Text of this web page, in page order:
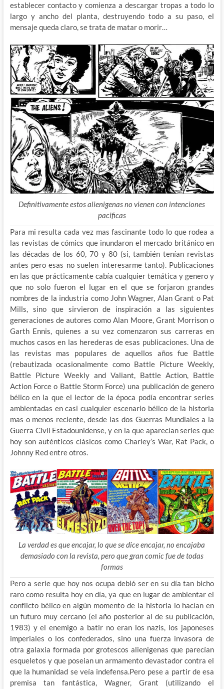
establecer contacto y comienza a descargar tropas a todo lo
largo y ancho del planta, destruyendo todo a su paso, el
mensaje queda claro, se trata de matar o morir…
Definitivamente estos alienigenas no vienen con intenciones
pacificas
Para mi resulta cada vez mas fascinante todo lo que rodea a
las revistas de cómics que inundaron el mercado británico en
las décadas de los 60, 70 y 80 (si, también tenían revistas
antes pero esas no suelen interesarme tanto). Publicaciones
en las que prácticamente cabía cualquier temática y genero y
que no solo fueron el lugar en el que se forjaron grandes
nombres de la industria como John Wagner, Alan Grant o Pat
Mills, sino que sirvieron de inspiración a las siguientes
generaciones de autores como Alan Moore, Grant Morrison o
Garth Ennis, quienes a su vez comenzaron sus carreras en
muchos casos en las herederas de esas publicaciones. Una de
las revistas mas populares de aquellos años fue Battle
(rebautizada ocasionalmente como Battle Picture Weekly,
Battle Picture Weekly and Valiant, Battle Action, Battle
Action Force o Battle Storm Force) una publicación de genero
bélico en la que el lector de la época podía encontrar series
ambientadas en casi cualquier escenario bélico de la historia
mas o menos reciente, desde las dos Guerras Mundiales a la
Guerra Civil Estadounidense, y en la que aparecían series que
hoy son auténticos clásicos como Charley’s War, Rat Pack, o
Johnny Red entre otros.
La verdad es que encajar, lo que se dice encajar, no encajaba
demasiado con la revista, pero que gran comic fue de todas
formas
Pero a serie que hoy nos ocupa debió ser en su día tan bicho
raro como resulta hoy en día, ya que en lugar de ambientar el
conflicto bélico en algún momento de la historia lo hacían en
un futuro muy cercano (el año posterior al de su publicación,
1983) y el enemigo a batir no eran los nazis, los japoneses
imperiales o los confederados, sino una fuerza invasora de
otra galaxia formada por grotescos alienigenas que parecían
esqueletos y que poseian un armamento devastador contra el
que la humanidad se veía indefensa.Pero pese a partir de esa
premisa tan fantástica, Wagner, Grant (utilizando el